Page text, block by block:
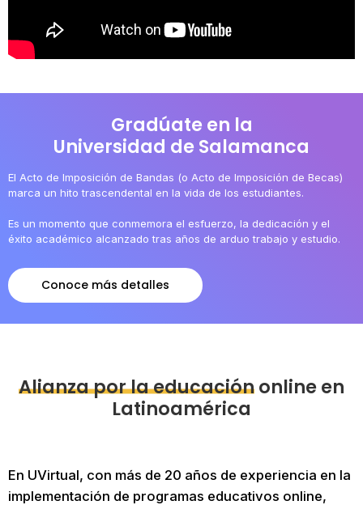
Gradúate en la
Universidad de Salamanca
El Acto de Imposición de Bandas (o Acto de Imposición de Becas)
marca un hito trascendental en la vida de los estudiantes.
Es un momento que conmemora el esfuerzo, la dedicación y el
éxito académico alcanzado tras años de arduo trabajo y estudio.
Conoce más detalles
Alianza por la educaciónonline en
Latinoamérica
En UVirtual, con más de 20 años de experiencia en la
implementación de programas educativos online,